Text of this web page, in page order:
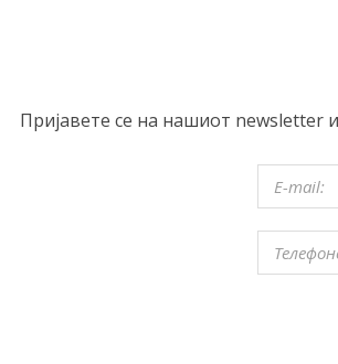
Пријавете се на нашиот newsletter